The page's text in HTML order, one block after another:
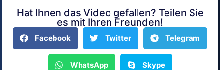
Alternative:
Hat Ihnen das Video gefallen? Teilen Sie
es mit Ihren Freunden!
Facebook Twitter Telegram
WhatsApp Skype